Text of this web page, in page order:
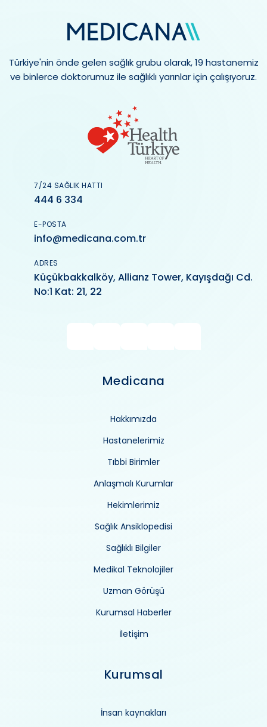
Türkiye'nin önde gelen sağlık grubu olarak, 19 hastanemiz
ve binlerce doktorumuz ile sağlıklı yarınlar için çalışıyoruz.
7/24 SAĞLIK HATTI
444 6 334
E-POSTA
info@medicana.com.tr
ADRES
Küçükbakkalköy, Allianz Tower, Kayışdağı Cd.
No:1 Kat: 21, 22
Medicana
Hakkımızda
Hastanelerimiz
Tıbbi Birimler
Anlaşmalı Kurumlar
Hekimlerimiz
Sağlık Ansiklopedisi
Sağlıklı Bilgiler
Medikal Teknolojiler
Uzman Görüşü
Kurumsal Haberler
İletişim
Kurumsal
İnsan kaynakları